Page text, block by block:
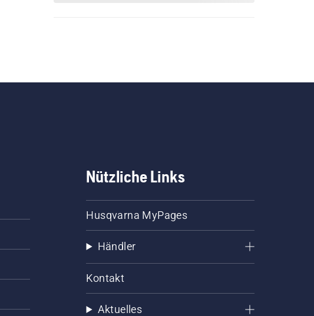
Nützliche Links
Husqvarna MyPages
Händler
Kontakt
Aktuelles